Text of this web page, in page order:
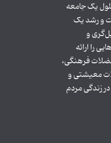
یک جامعه
و رشد یک
و
را ارائه
فرهنگی،
معیشتی و
زندگی مردم